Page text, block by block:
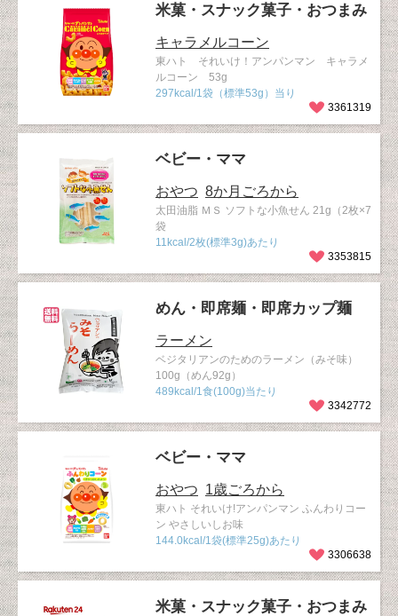
米菓・スナック菓子・おつまみ
キャラメルコーン
東ハト それいけ！アンパンマン キャラメ
ルコーン 53g
297kcal/1袋（標準53g）当り
3361319
ベビー・ママ
おやつ 8か月ごろから
太田油脂 ＭＳ ソフトな小魚せん 21g（2枚×7
袋
11kcal/2枚(標準3g)あたり
3353815
めん・即席麺・即席カップ麺
ラーメン
ベジタリアンのためのラーメン（みそ味）
100g（めん92g）
489kcal/1食(100g)当たり
3342772
ベビー・ママ
おやつ 1歳ごろから
東ハト それいけ!アンパンマン ふんわりコー
ン やさしいしお味
144.0kcal/1袋(標準25g)あたり
3306638
米菓・スナック菓子・おつまみ